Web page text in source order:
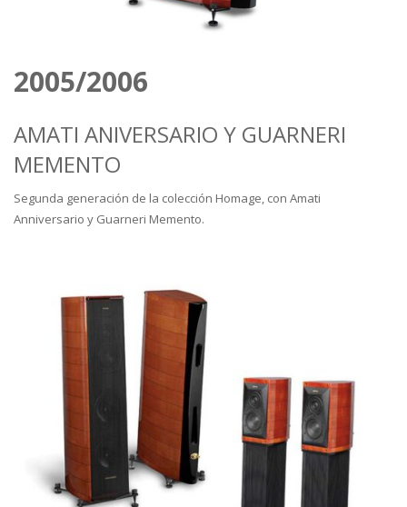
2005/2006
AMATI ANIVERSARIO Y GUARNERI
MEMENTO
Segunda generación de la colección Homage, con Amati
Anniversario y Guarneri Memento.